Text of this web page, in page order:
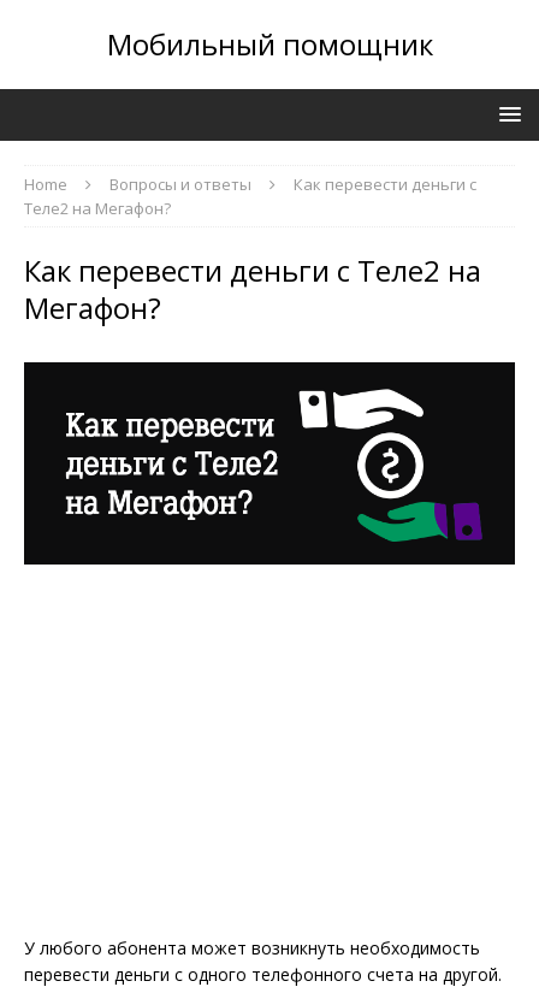
Мобильный помощник
Home Вопросы и ответы
Как перевести деньги с
Теле2 на Мегафон?
Как перевести деньги с Теле2 на
Мегафон?
У любого абонента может возникнуть необходимость
перевести деньги с одного телефонного счета на другой.